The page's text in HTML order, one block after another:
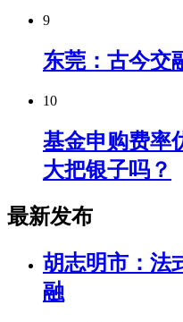
9
东莞：古今交
10
基金申购费率
大把银子吗？
最新发布
胡志明市：法
融